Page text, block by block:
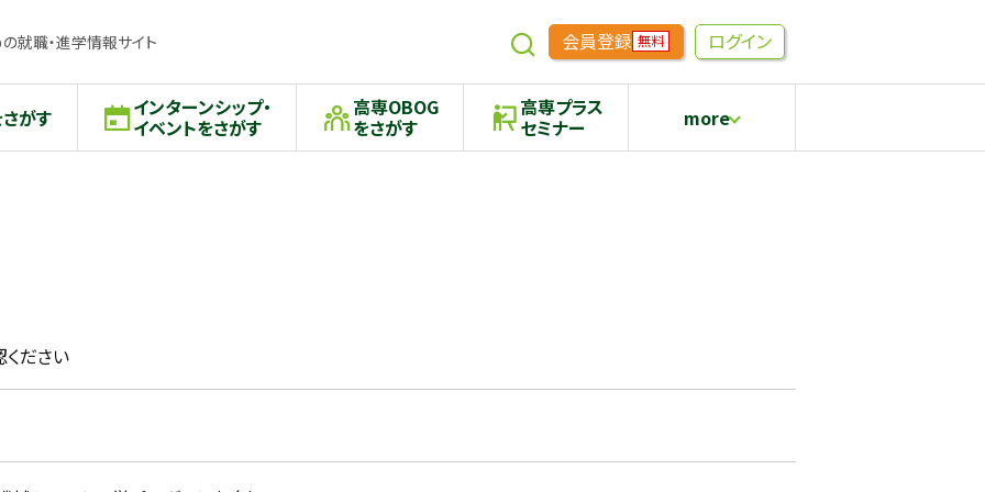
就職・進学情報サイト 会員登録 無料 ログイン
がす インターンシップ・
イベントをさがす
高専OBOG
をさがす
高専プラス
セミナー more
ださい